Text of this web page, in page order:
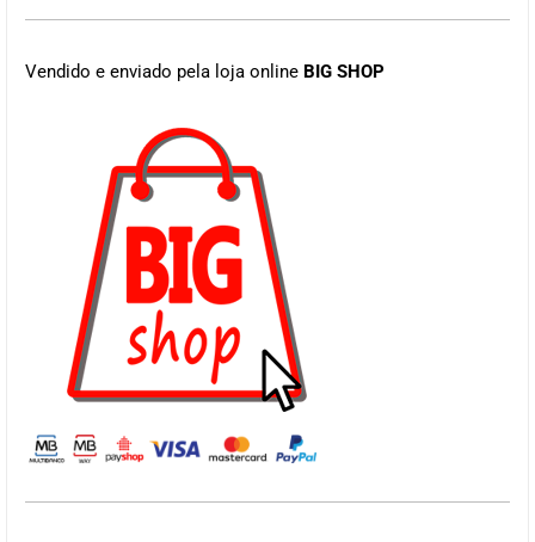
Vendido e enviado pela loja online BIG SHOP